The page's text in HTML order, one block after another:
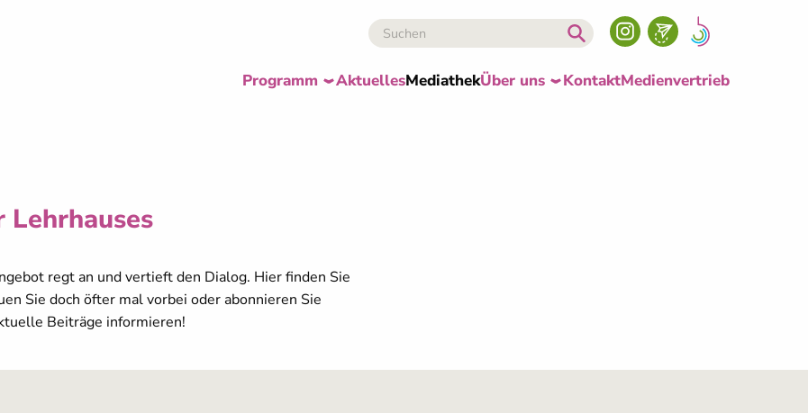
Programm AktuellesMediathekÜber uns KontaktMedienvertrieb
regt an und vertieft den Dialog. Hier finden Sie
Sie doch öfter mal vorbei oder abonnieren Sie
Beiträge informieren!